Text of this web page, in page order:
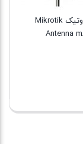
آنتن میکروتیک Mikrotik
Antenna